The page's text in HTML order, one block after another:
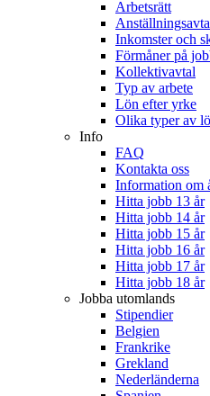
Arbetsrätt
Inkomster och
Förmåner på
Kollektivavtal
Typ av arbete
Lön efter yrke
Olika typer av
Info
FAQ
Kontakta oss
Information om
Hitta jobb 13 år
Hitta jobb 14 år
Hitta jobb 15 år
Hitta jobb 16 år
Hitta jobb 17 år
Hitta jobb 18 år
Jobba utomlands
Stipendier
Belgien
Frankrike
Grekland
Nederländerna